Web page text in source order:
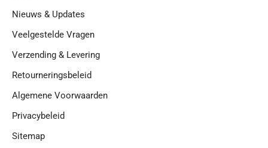
Nieuws & Updates
Veelgestelde Vragen
Verzending & Levering
Retourneringsbeleid
Algemene Voorwaarden
Privacybeleid
Sitemap